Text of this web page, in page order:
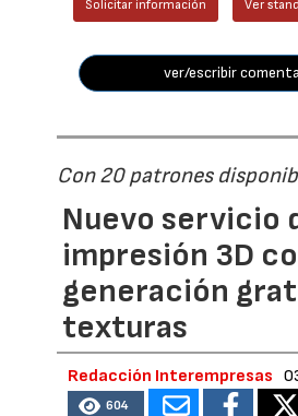
Solicitar información Ver
ver/escribir
Con 20 patrones
Nuevo servicio
impresión 3D
generación
texturas
Redacción Interempresas
604